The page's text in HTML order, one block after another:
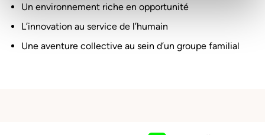
Un environnement riche en opportunité
L’innovation au service de l’humain
Une aventure collective au sein d’un groupe familial